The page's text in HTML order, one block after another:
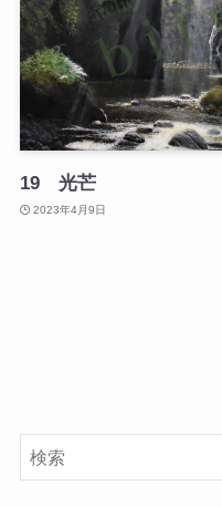
19 光芒
2023年4月9日